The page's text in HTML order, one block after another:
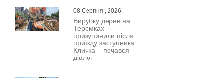
08 Серпня , 2026
Вирубку дерев на
Теремках
призупинили після
приїзду заступника
Кличка – почався
діалог